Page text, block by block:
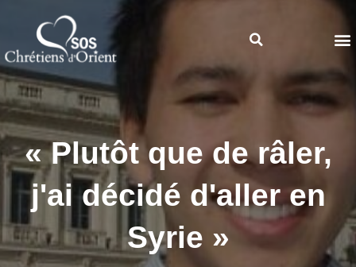
« Plutôt que de râler,
j'ai décidé d'aller en
Syrie »